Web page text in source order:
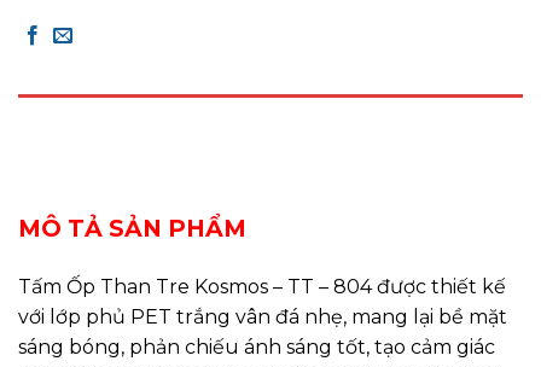
MÔ TẢ SẢN PHẨM
Tấm Ốp Than Tre Kosmos – TT – 804 được thiết kế
với lớp phủ PET trắng vân đá nhẹ, mang lại bề mặt
sáng bóng, phản chiếu ánh sáng tốt, tạo cảm giác